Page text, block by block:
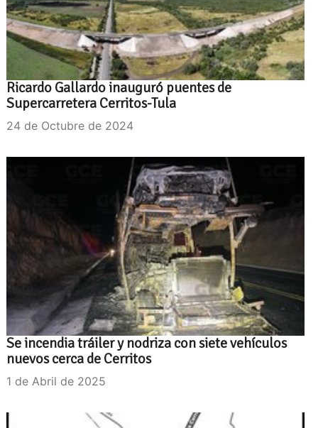
Ricardo Gallardo inauguró puentes de
Supercarretera Cerritos-Tula
24 de Octubre de 2024
Se incendia tráiler y nodriza con siete vehículos
nuevos cerca de Cerritos
1 de Abril de 2025